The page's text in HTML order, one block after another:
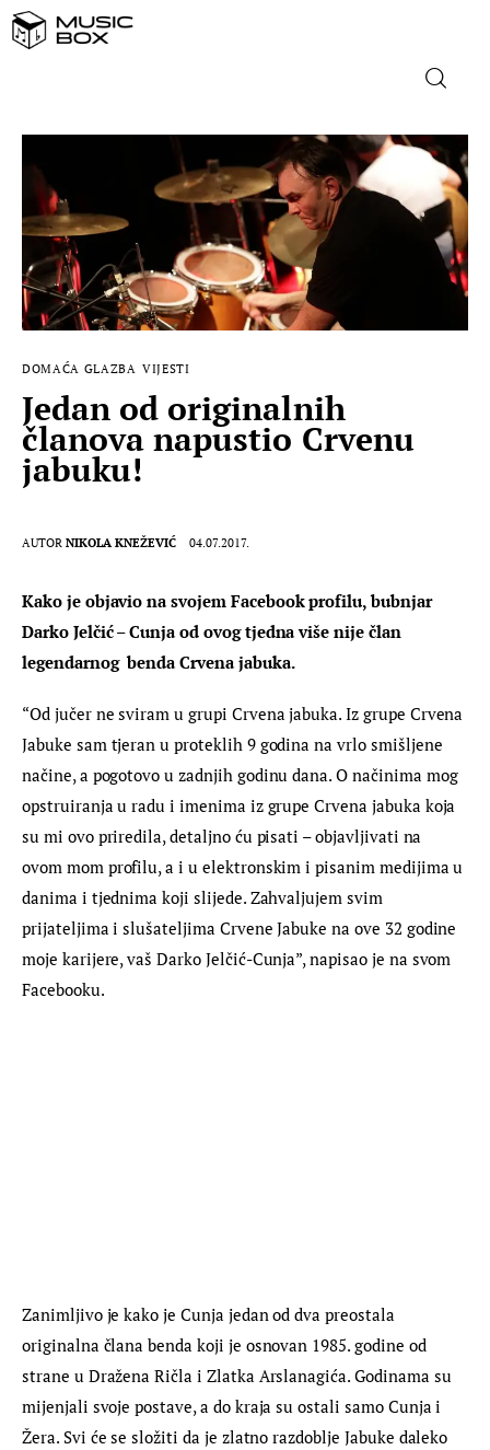
NASLOVNICA
DOMAĆA GLAZBA
STRANA GLAZBA
FILM
MUSIC BOX
DOMAĆA GLAZBA VIJESTI
Jedan od originalnih
članova napustio Crvenu
jabuku!
AUTOR NIKOLA KNEŽEVIĆ 04.07.2017.
Kako je objavio na svojem Facebook profilu, bubnjar
Darko Jelčić – Cunja od ovog tjedna više nije član
legendarnog  benda Crvena jabuka.
“Od jučer ne sviram u grupi Crvena jabuka. Iz grupe Crvena
Jabuke sam tjeran u proteklih 9 godina na vrlo smišljene
načine, a pogotovo u zadnjih godinu dana. O načinima mog
opstruiranja u radu i imenima iz grupe Crvena jabuka koja
su mi ovo priredila, detaljno ću pisati – objavljivati na
ovom mom profilu, a i u elektronskim i pisanim medijima u
danima i tjednima koji slijede. Zahvaljujem svim
prijateljima i slušateljima Crvene Jabuke na ove 32 godine
moje karijere, vaš Darko Jelčić-Cunja”, napisao je na svom
Facebooku.
Zanimljivo je kako je Cunja jedan od dva preostala
originalna člana benda koji je osnovan 1985. godine od
strane u Dražena Ričla i Zlatka Arslanagića. Godinama su
mijenjali svoje postave, a do kraja su ostali samo Cunja i
Žera. Svi će se složiti da je zlatno razdoblje Jabuke daleko